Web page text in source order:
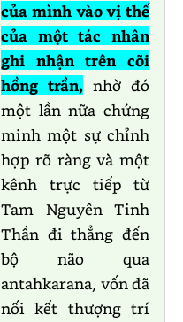
của mình vào vị thế
của một tác nhân
ghi nhận trên cõi
hồng trần, nhờ đó
một lần nữa chứng
minh một sự chỉnh
hợp rõ ràng và một
kênh trực tiếp từ
Tam Nguyên Tinh
Thần đi thẳng đến
bộ não qua
antahkarana, vốn đã
nối kết thượng trí